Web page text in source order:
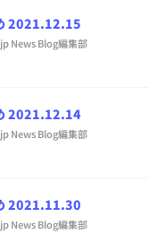
2021.12.15
News Blog編集部
2021.12.14
News Blog編集部
2021.11.30
News Blog編集部